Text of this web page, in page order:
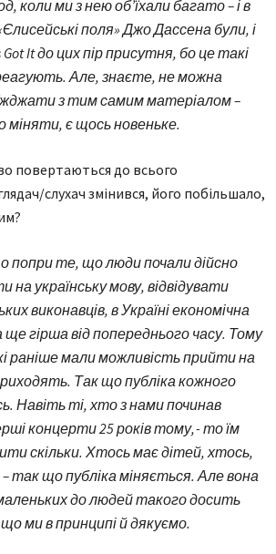
коли ми з нею об’їхали багато – і в
поля» Джо Дассена були, і
Got It до цих пір присутня, бо це такі
Але, знаєте, не можна
з тим самим матеріалом –
міняти, є щось новеньке.
повертаються до всього
слухач змінився, його побільшало,
попри те, що люди почали дійсно
на українську мову, відвідувати
виконавців, в Україні економічна
гірша від попереднього часу. Тому
раніше мали можливість прийти на
Так що публіка кожного
Навіть ті, хто з нами починав
концерти 25 років тому, - то їм
скільки. Хтось має дітей, хтось,
так що публіка міняється. Але вона
до людей такого досить
що ми в принципі й дякуємо.